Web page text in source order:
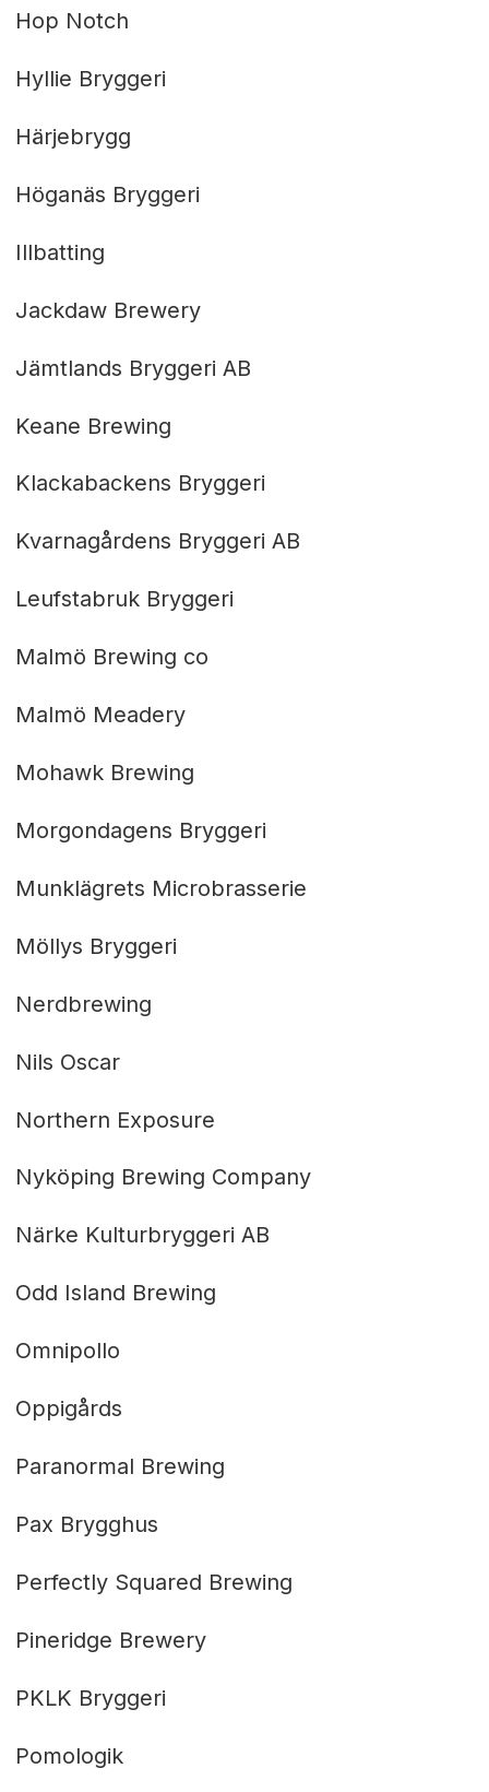
Hop Notch
Hyllie Bryggeri
Härjebrygg
Höganäs Bryggeri
Illbatting
Jackdaw Brewery
Jämtlands Bryggeri AB
Keane Brewing
Klackabackens Bryggeri
Kvarnagårdens Bryggeri AB
Leufstabruk Bryggeri
Malmö Brewing co
Malmö Meadery
Mohawk Brewing
Morgondagens Bryggeri
Munklägrets Microbrasserie
Möllys Bryggeri
Nerdbrewing
Nils Oscar
Northern Exposure
Nyköping Brewing Company
Närke Kulturbryggeri AB
Odd Island Brewing
Omnipollo
Oppigårds
Paranormal Brewing
Pax Brygghus
Perfectly Squared Brewing
Pineridge Brewery
PKLK Bryggeri
Pomologik